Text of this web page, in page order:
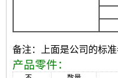
备注：上面是公司的标准
产品零件：